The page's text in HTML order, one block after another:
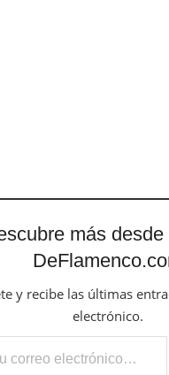
más
y recibe las últimas
electrónico.